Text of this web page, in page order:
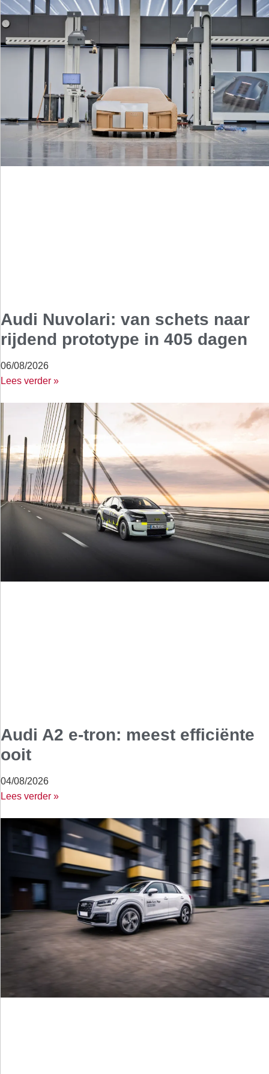
Audi Nuvolari: van schets naar
rijdend prototype in 405 dagen
06/08/2026
Lees verder »
Audi A2 e-tron: meest efficiënte
ooit
04/08/2026
Lees verder »